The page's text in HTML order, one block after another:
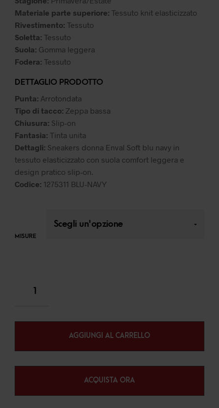
Materiale parte superiore: Tessuto knit elasticizzato
Rivestimento: Tessuto
Soletta: Tessuto
Suola: Gomma leggera
Fodera: Tessuto
DETTAGLIO PRODOTTO
Punta: Arrotondata
Tipo di tacco: Zeppa bassa
Chiusura: Slip-on
Fantasia: Tinta unita
Dettagli: Sneakers donna Enval Soft blu navy in
tessuto elasticizzato con suola comfort leggera e
design pratico slip-on.
Codice: 1275311 BLU-NAVY
MISURE
AGGIUNGI AL CARRELLO
ACQUISTA ORA